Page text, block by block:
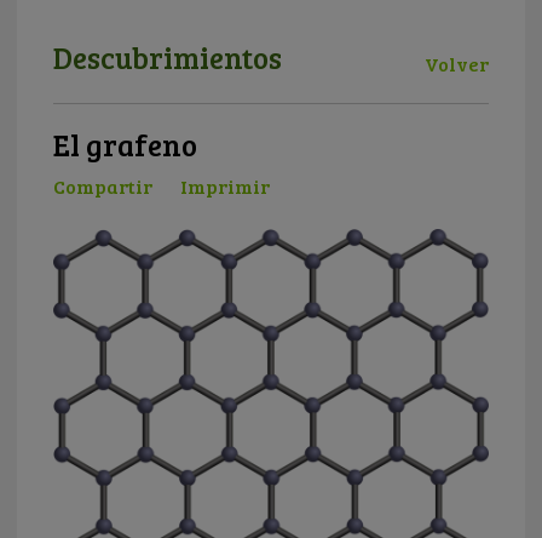
Descubrimientos Volver
El grafeno
Compartir Imprimir